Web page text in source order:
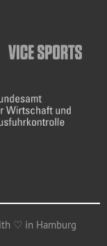
♡ in Hamburg